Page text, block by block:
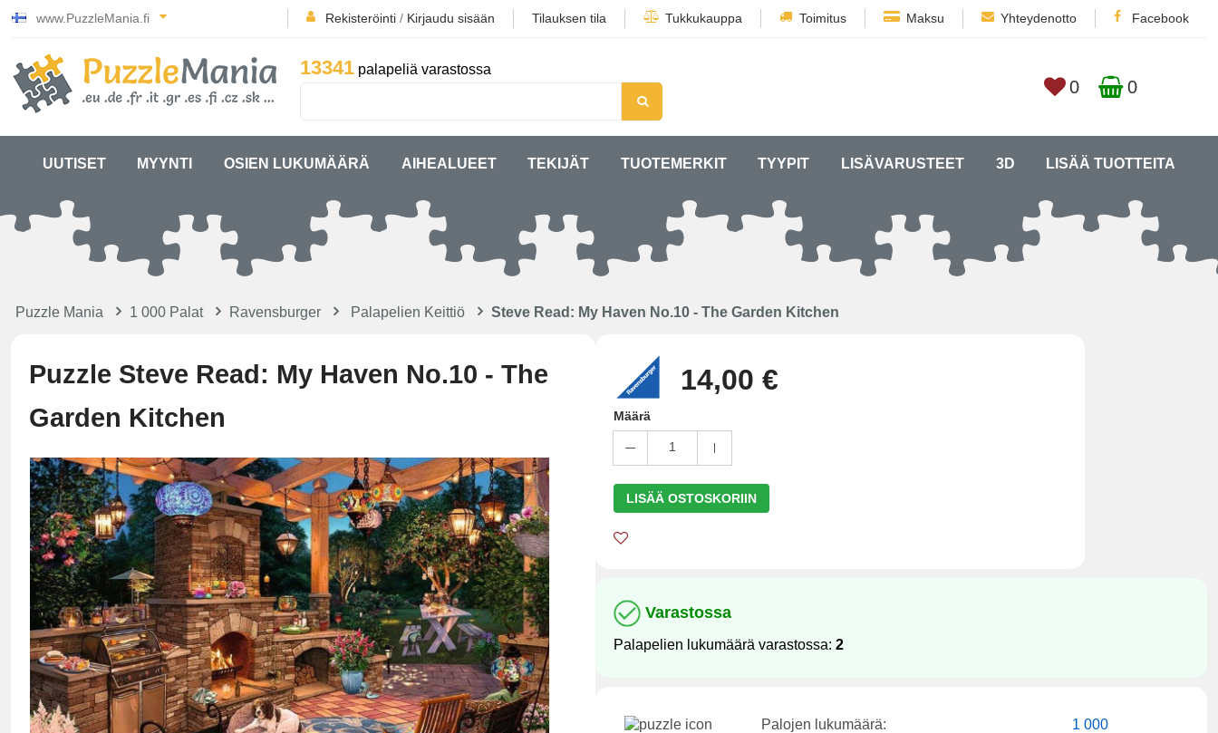
www.PuzzleMania.fi Rekisteröinti / Kirjaudu sisään Tilauksen tila Tukkukauppa Toimitus Maksu Yhteydenotto Facebook
13341 palapeliä varastossa
0 0
UUTISET MYYNTI OSIEN LUKUMÄÄRÄ AIHEALUEET TEKIJÄT TUOTEMERKIT TYYPIT LISÄVARUSTEET 3D LISÄÄ TUOTTEITA
Puzzle Mania 1 000 Palat Ravensburger Palapelien Keittiö Steve Read: My Haven No.10 - The Garden Kitchen
Puzzle Steve Read: My Haven No.10 - The
Garden Kitchen
14,00 €
Määrä
1
LISÄÄ OSTOSKORIIN
Varastossa
Palapelien lukumäärä varastossa: 2
Palojen lukumäärä: 1 000